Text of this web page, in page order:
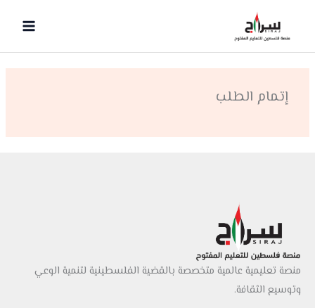
إتمام الطلب
منصة تعليمية عالمية متخصصة بالقضية الفلسطينية لتنمية الوعي
وتوسيع الثقافة.